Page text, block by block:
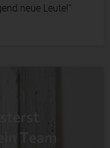
neue Leute!“